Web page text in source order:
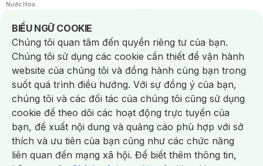
Nước Hoa
Nước Hoa Nữ
Chăm Sóc Cá Nhân
Chống Muỗi /Khẩu Trang /Máy Massage/Mặt Nạ Xông Hơi /Nước Rửa Tay/
Sản Phẩm Chăm Sóc Khác /Bàn Chải Đánh Răng /Bàn Chải Điện/
Hỗ Trợ Trắng Răng/Kem Đánh Răng /Máy Tăm Nước/ Nước Súc Miệng/
Tăm / Chỉ Nha Khoa/ Xịt Thơm Miệng / Dung Dịch Vệ Sinh/Dưỡng Vùng Kín/
Khăn Ướt Vệ Sinh Vùng Kín/Băng Vệ Sinh/Tampon/Bọt Cạo Râu /Dao Cạo Râu/
Máy Cạo Râu
Vấn Đề Về Da
Da Dầu / Lỗ Chân Lông To/ Da Khô / Mất Nước/ Da Lão Hóa/ Da Mụn/
Da Nhạy Cảm / Kích Ứng
Da Xỉn Màu Thâm / Nám / Tàn Nhang
Quầng Thâm & Bọng Mắt /Sẹo /Viêm Da Cơ Địa
Dụng Cụ / Phụ Kiện Chăm Sóc Da
Bông Tẩy Trang
Khăn Lau Mặt Khô Dụng Cụ / Máy Rửa Mặt Máy Chăm Sóc Da
Dụng Cụ Chăm Sóc Khác
BIỂU NGỮ COOKIE
Notice about cookies usage
Chúng tôi quan tâm đến quyền riêng tư của bạn.
Chúng tôi sử dụng các cookie cần thiết để vận hành
website của chúng tôi và đồng hành cùng bạn trong
suốt quá trình điều hướng. Với sự đồng ý của bạn,
chúng tôi và các đối tác của chúng tôi cũng sử dụng
cookie để theo dõi các hoạt động trực tuyến của
bạn, đề xuất nội dung và quảng cáo phù hợp với sở
thích và ưu tiên của bạn cũng như các chức năng
liên quan đến mạng xã hội. Để biết thêm thông tin,